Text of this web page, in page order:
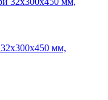
мм,